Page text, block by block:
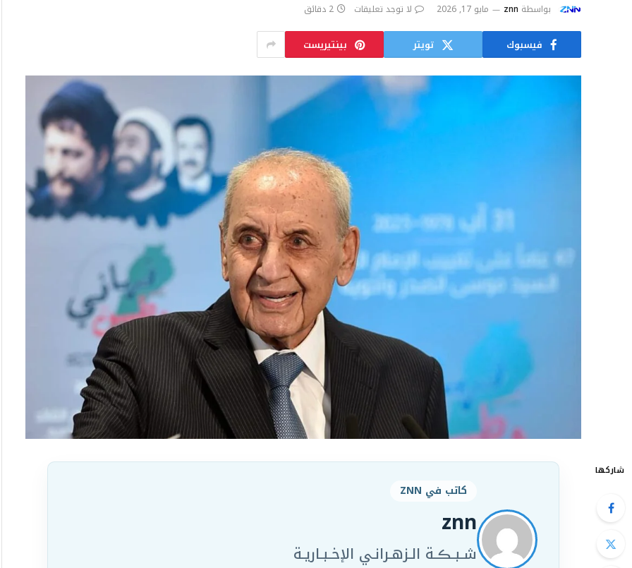
بواسطة znn مايو 17, 2026 لا توجد تعليقات 2 دقائق
فيسبوك تويتر بينتيريست
شاركها
كاتب في ZNN
znn
شـبـڪـة الـزهـرانـي الإخـبـاريـة